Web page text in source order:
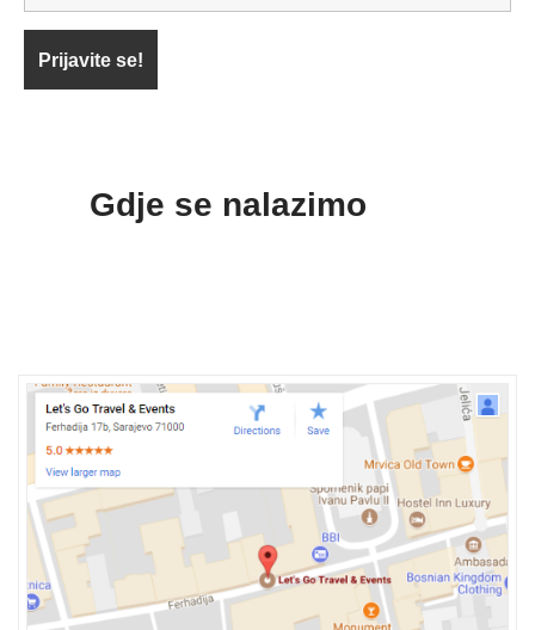
Gdje se nalazimo